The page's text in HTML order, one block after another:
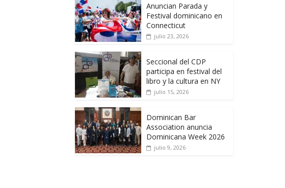
Anuncian Parada y
Festival dominicano en
Connecticut
julio 23, 2026
Seccional del CDP
participa en festival del
libro y la cultura en NY
julio 15, 2026
Dominican Bar
Association anuncia
Dominicana Week 2026
julio 9, 2026